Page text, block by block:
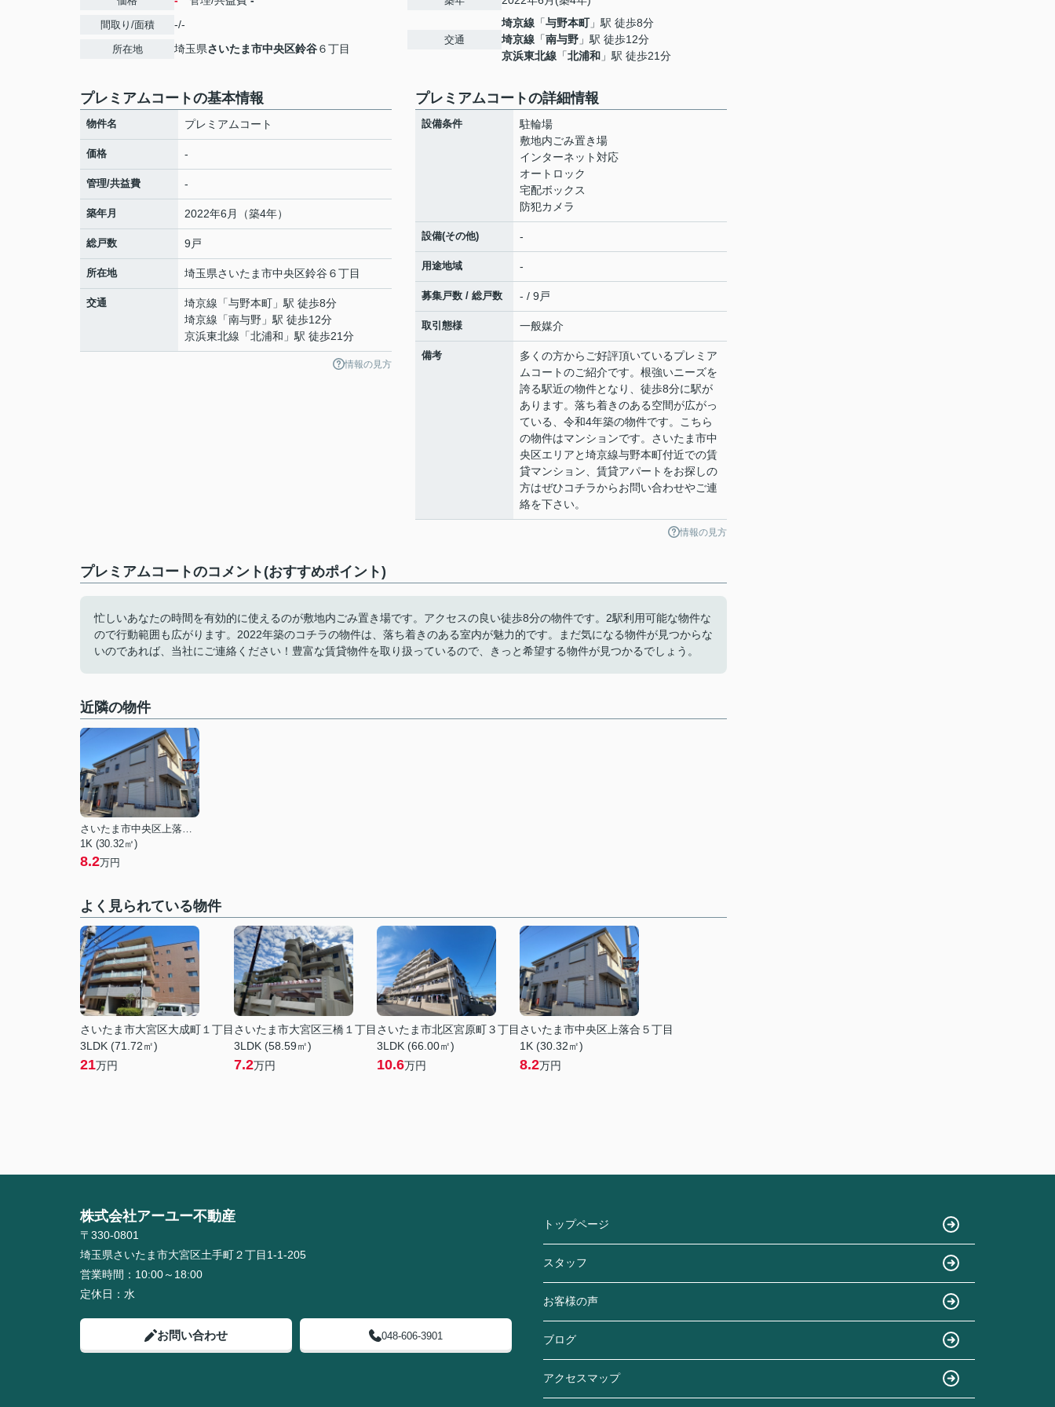
間取り/面積 -/-
所在地 埼玉県さいたま市中央区鈴谷６丁目
交通
埼京線 「与野本町」駅 徒歩8分
埼京線 「南与野 」駅 徒歩12分
京浜東北線 「北浦和 」駅 徒歩21分
プレミアムコートの基本情報
物件名 プレミアムコート
価格 -
管理/共益費 -
築年月 2022年6月（築4年）
総戸数 9戸
所在地 埼玉県さいたま市中央区鈴谷 ６丁目
交通 埼京線 「与野本町 」駅 徒歩8分
埼京線 「南与野 」駅 徒歩12分
京浜東北線 「北浦和 」駅 徒歩21分
情報の見方
プレミアムコートの詳細情報
設備条件
駐輪場
敷地内ごみ置き場
インターネット対応
オートロック
宅配ボックス
防犯カメラ
設備(その他) -
用途地域 -
募集戸数 / 総戸数 - / 9戸
取引態様 一般媒介
備考
多くの方からご好評頂いているプレミア
ムコートのご紹介です。根強いニーズを
誇る駅近の物件となり、徒歩8分に駅が
あります。落ち着きのある空間が広がっ
ている、令和4年築の物件です。こちら
の物件はマンションです。さいたま市中
央区エリアと埼京線与野本町付近での賃
貸マンション、賃貸アパートをお探しの
方はぜひコチラからお問い合わせやご連
絡を下さい。
情報の見方
プレミアムコートのコメント(おすすめポイント)
忙しいあなたの時間を有効的に使えるのが敷地内ごみ置き場です。アクセスの良い徒歩8分の物件です。2駅利用可能な物件な
ので行動範囲も広がります。2022年築のコチラの物件は、落ち着きのある室内が魅力的です。まだ気になる物件が見つからな
いのであれば、当社にご連絡ください！豊富な賃貸物件を取り扱っているので、きっと希望する物件が見つかるでしょう。
近隣の物件
さいたま市中央区上落合５丁目
1K (30.32㎡)
8.2万円
よく見られている物件
さいたま市大宮区大成町１丁目
3LDK (71.72㎡)
21万円
さいたま市大宮区三橋１丁目
3LDK (58.59㎡)
7.2万円
さいたま市北区宮原町３丁目
3LDK (66.00㎡)
10.6万円
さいたま市中央区上落合５丁目
1K (30.32㎡)
8.2万円
株式会社アーユー不動産
〒330-0801
埼玉県さいたま市大宮区土手町２丁目1-1-205
営業時間： 10:00～18:00
定休日： 水
お問い合わせ 048-606-3901
トップページ
スタッフ
お客様の声
ブログ
アクセスマップ